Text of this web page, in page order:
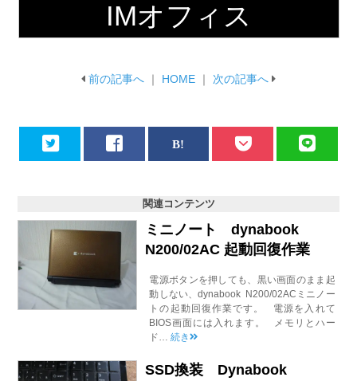
IMオフィス
前の記事へ ｜ HOME ｜ 次の記事へ
関連コンテンツ
ミニノート dynabook
N200/02AC 起動回復作業
電源ボタンを押しても、黒い画面のまま起
動しない、dynabook N200/02ACミニノー
トの起動回復作業です。 電源を入れて
BIOS画面には入れます。 メモリとハー
ド…続き
SSD換装 Dynabook